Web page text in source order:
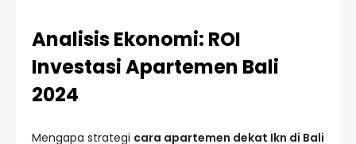
Analisis Ekonomi: ROI
Investasi Apartemen Bali
2024
Mengapa strategi cara apartemen dekat Ikn di Bali